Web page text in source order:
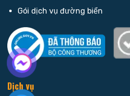
Gói dịch vụ đường biển
Dịch vụ